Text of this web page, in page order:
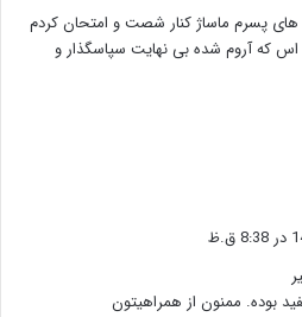
های پسرم ماساژ کنار شصت و امتحان کردم
اس که آروم شده بی نهایت سپاسگذار و
بوده. ممنون از همراهیتون